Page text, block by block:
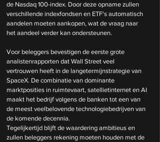
de Nasdaq 100-index. Door deze opname zullen
verschillende indexfondsen en ETF's automatisch
aandelen moeten aankopen, wat de vraag naar
het aandeel verder kan ondersteunen.
Voor beleggers bevestigen de eerste grote
analistenrapporten dat Wall Street veel
vertrouwen heeft in de langetermijnstrategie van
SpaceX. De combinatie van dominante
marktposities in ruimtevaart, satellietinternet en AI
maakt het bedrijf volgens de banken tot een van
de meest veelbelovende technologiebedrijven van
de komende decennia.
Tegelijkertijd blijft de waardering ambitieus en
zullen beleggers rekening moeten houden met de